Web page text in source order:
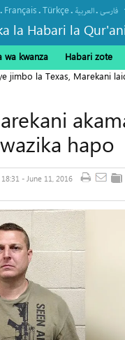
. Français.Türkçe. العربیة.فارسی
la Habari la
wa kwanza Habari zote
jimbo la Texas, Marekani
hapo
18:31 - June 11, 2016